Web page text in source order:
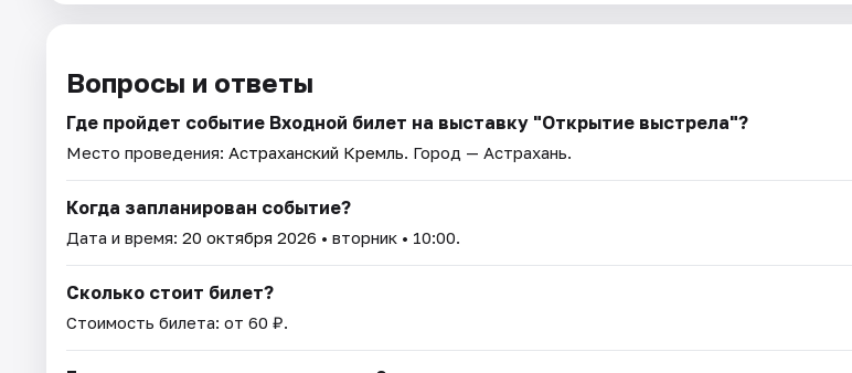
Вопросы и ответы
Где пройдет событие Входной билет на выставку "Открытие выстрела"?
Место проведения: Астраханский Кремль. Город — Астрахань.
Когда запланирован событие?
Дата и время: 20 октября 2026 • вторник • 10:00.
Сколько стоит билет?
Стоимость билета: от 60 ₽.